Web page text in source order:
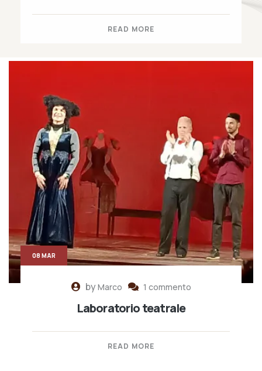
READ MORE
byMarco 1 commento
Laboratorio teatrale
READ MORE
08 MAR